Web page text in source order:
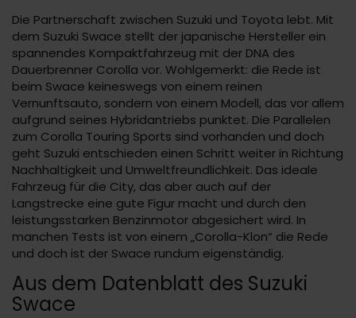
Die Partnerschaft zwischen Suzuki und Toyota lebt. Mit
dem Suzuki Swace stellt der japanische Hersteller ein
spannendes Kompaktfahrzeug mit der DNA des
Dauerbrenner Corolla vor. Wohlgemerkt: die Rede ist
beim Swace keineswegs von einem reinen
Vernunftsauto, sondern von einem Modell, das vor allem
aufgrund seines Hybridantriebs punktet. Die Parallelen
zum Corolla Touring Sports sind vorhanden und doch
geht Suzuki entschieden einen Schritt weiter in Richtung
Nachhaltigkeit und Umweltfreundlichkeit. Das ideale
Fahrzeug für die City, das aber auch auf der
Langstrecke eine gute Figur macht und durch den
leistungsstarken Benzinmotor abgesichert wird. In
manchen Tests ist von einem „Corolla-Klon“ die Rede
und doch ist der Swace rundum eigenständig.
Aus dem Datenblatt des Suzuki
Swace